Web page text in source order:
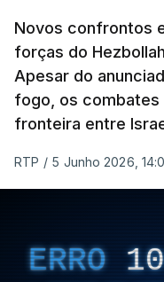
Novos confrontos
forças do
Apesar do
fogo, os combates
fronteira entre
RTP / 5 Junho 2026,
ERRO